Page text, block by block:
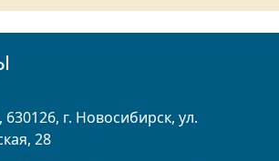
630126, г. Новосибирск, ул.
28